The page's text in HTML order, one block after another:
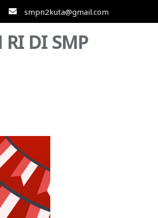
smpn2kuta@gmail.com
RI DI SMP